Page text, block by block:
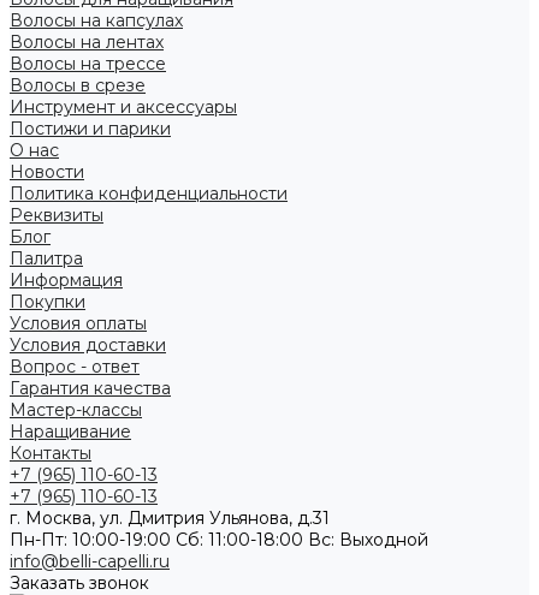
Волосы на капсулах
Волосы на лентах
Волосы на трессе
Волосы в срезе
Инструмент и аксессуары
Постижи и парики
О нас
Новости
Политика конфиденциальности
Реквизиты
Блог
Палитра
Информация
Покупки
Условия оплаты
Условия доставки
Вопрос - ответ
Гарантия качества
Мастер-классы
Наращивание
Контакты
+7 (965) 110-60-13
+7 (965) 110-60-13
г. Москва, ул. Дмитрия Ульянова, д.31
Пн-Пт: 10:00-19:00 Cб: 11:00-18:00 Вс: Выходной
info@belli-capelli.ru
Заказать звонок